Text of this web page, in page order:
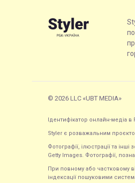
© 2026 LLC «UBT MEDIA»
Ідентифікатор онлайн-медіа в
Styler є розважальним
Фотографії, ілюстрації та
Getty Images. Фотографії,
При повному або частковому
індексації пошуковими